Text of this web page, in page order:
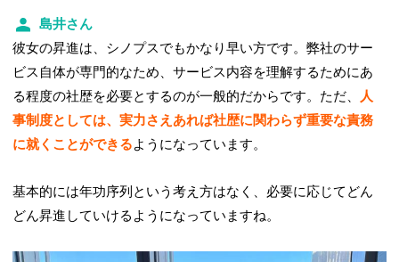
島井さん
彼女の昇進は、シノプスでもかなり早い方です。弊社のサー
ビス自体が専門的なため、サービス内容を理解するためにあ
る程度の社歴を必要とするのが一般的だからです。ただ、
人
事制度としては、実力さえあれば社歴に関わらず重要な責務
に就くことができるようになっています。
基本的には年功序列という考え方はなく、必要に応じてどん
どん昇進していけるようになっていますね。